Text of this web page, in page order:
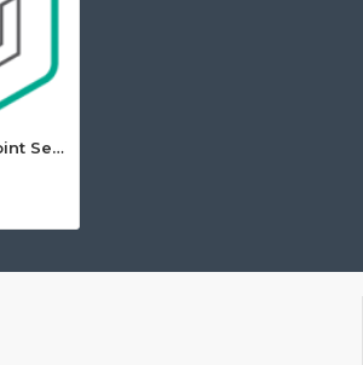
Kaspersky Endpoint Security for Business Select